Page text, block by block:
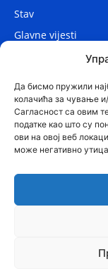
Да бисмо пружили
колачића за чување
Сагласност са овим
податке као што су
ови на овој веб
може негативно
Stav
Glavne vijesti